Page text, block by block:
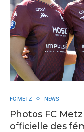
FC METZ NEWS
Photos FC
officielle des